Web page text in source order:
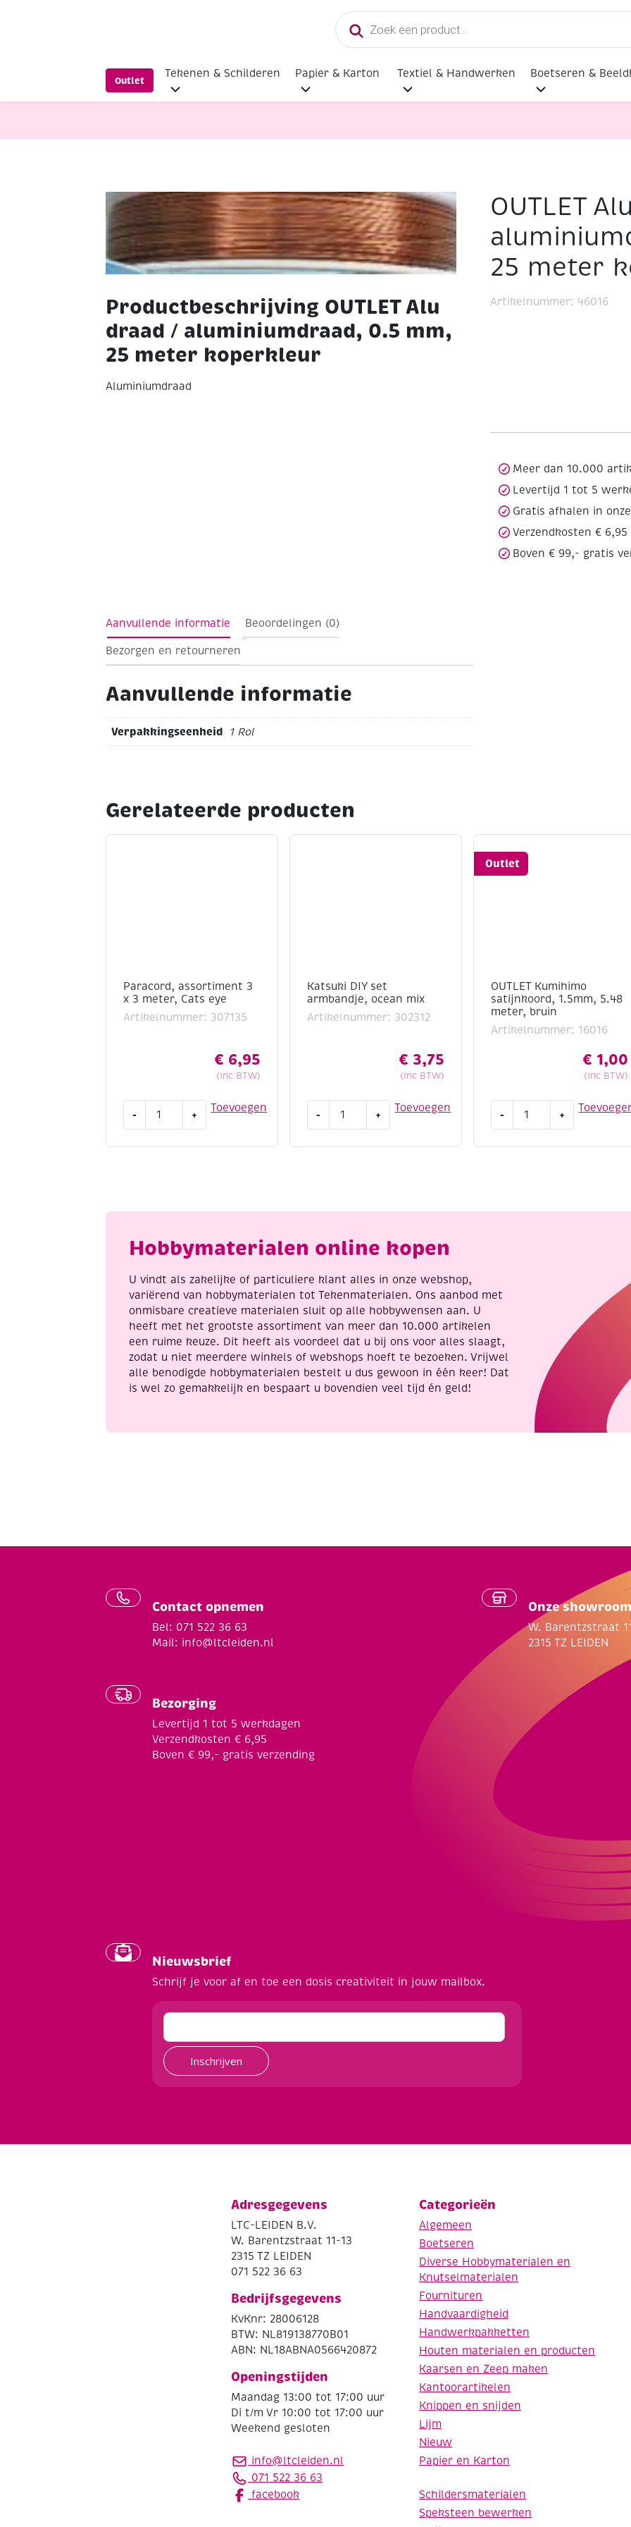
Producten
zoeken
Outlet
Tekenen & Schilderen Papier & Karton Textiel & Handwerken Boetseren &
Sieraden maken OUTLET Alu draad / aluminiumdraad, 0.5 mm, 25 meter koperkleur
Productbeschrijving OUTLET Alu
draad / aluminiumdraad, 0.5 mm,
25 meter koperkleur
Aluminiumdraad
OUTLET
25 meter
Artikelnummer: 46016
Meer dan 10.000
Levertijd 1 tot 5
Gratis afhalen in
Verzendkosten € 6,95
Boven € 99,- gratis
Aanvullende informatie Beoordelingen (0)
Bezorgen en retourneren
Aanvullende informatie
Verpakkingseenheid 1 Rol
Gerelateerde producten
Paracord, assortiment 3
x 3 meter, Cats eye
Artikelnummer: 307135
€ 6,95
(Inc BTW)
Toevoegen
-
assortiment
eye
+
Katsuki DIY set
armbandje, ocean mix
Artikelnummer: 302312
€ 3,75
(Inc BTW)
Toevoegen
- +
Outlet
OUTLET Kumihimo
satijnkoord, 1.5mm, 5.48
meter, bruin
Artikelnummer: 16016
€ 1,00
(Inc BTW)
-
Kumihimo
aantal
+
Hobbymaterialen online kopen
U vindt als zakelijke of particuliere klant alles in onze webshop,
variërend van hobbymaterialen tot Tekenmaterialen. Ons aanbod met
onmisbare creatieve materialen sluit op alle hobbywensen aan. U
heeft met het grootste assortiment van meer dan 10.000 artikelen
een ruime keuze. Dit heeft als voordeel dat u bij ons voor alles slaagt,
zodat u niet meerdere winkels of webshops hoeft te bezoeken. Vrijwel
alle benodigde hobbymaterialen bestelt u dus gewoon in één keer! Dat
is wel zo gemakkelijk en bespaart u bovendien veel tijd én geld!
Contact opnemen
Bel: 071 522 36 63
Mail: info@ltcleiden.nl
Bezorging
Levertijd 1 tot 5 werkdagen
Verzendkosten € 6,95
Boven € 99,- gratis verzending
Onze showroom
W. Barentzstraat
2315 TZ LEIDEN
Nieuwsbrief
Schrijf je voor af en toe een dosis creativiteit in jouw mailbox.
Inschrijven
Adresgegevens
LTC-LEIDEN B.V.
W. Barentzstraat 11-13
2315 TZ LEIDEN
071 522 36 63
Bedrijfsgegevens
KvKnr: 28006128
BTW: NL819138770B01
ABN: NL18ABNA0566420872
Openingstijden
Maandag 13:00 tot 17:00 uur
Di t/m Vr 10:00 tot 17:00 uur
Weekend gesloten
info@ltcleiden.nl
071 522 36 63
facebook
Categorieën
Algemeen
Boetseren
Diverse Hobbymaterialen en
Knutselmaterialen
Fournituren
Handvaardigheid
Handwerkpakketten
Houten materialen en producten
Kaarsen en Zeep maken
Kantoorartikelen
Knippen en snijden
Lijm
Nieuw
Papier en Karton
Schildersmaterialen
Speksteen bewerken